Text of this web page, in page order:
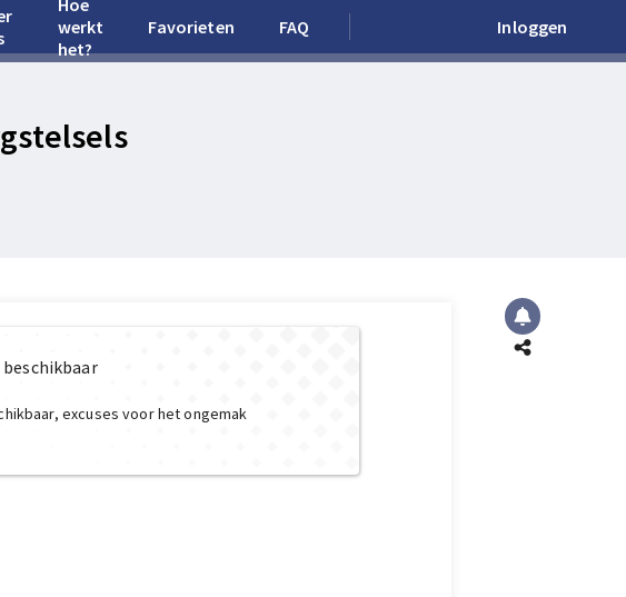
Hoe
werkt
het?
Favorieten FAQ Inloggen
excuses voor het ongemak